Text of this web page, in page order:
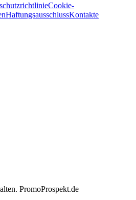
Cookie-
HaftungsausschlussKontakte
PromoProspekt.de